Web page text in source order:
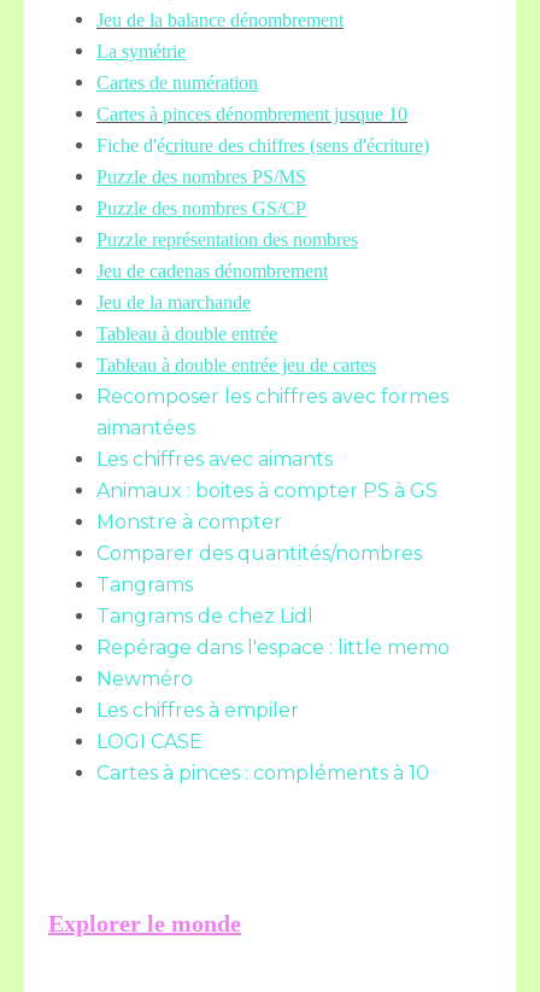
Jeu de la balance dénombrement
La symétrie
Cartes de numération
Cartes à pinces dénombrement jusque 10
Fiche d'écriture des chiffres (sens d'écriture)
Puzzle des nombres PS/MS
Puzzle des nombres GS/CP
Puzzle représentation des nombres
Jeu de cadenas dénombrement
Jeu de la marchande
Tableau à double entrée
Tableau à double entrée jeu de cartes
Recomposer les chiffres avec formes
aimantées
Les chiffres avec aimants
Animaux : boites à compter PS à GS
Monstre à compter
Comparer des quantités/nombres
Tangrams
Tangrams de chez Lidl
Repérage dans l'espace : little memo
Newméro
Les chiffres à empiler
LOGI CASE
Cartes à pinces : compléments à 10
Explorer le monde